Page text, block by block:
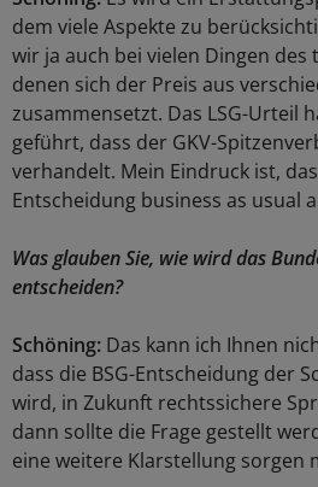
dem viele Aspekte zu
wir ja auch bei vielen Dingen des
denen sich der Preis aus
zusammensetzt. Das LSG-Urteil
geführt, dass der GKV-
verhandelt. Mein Eindruck ist,
Entscheidung business as usual
Was glauben Sie, wie wird das
entscheiden?
Schöning: Das kann ich Ihnen
dass die BSG-Entscheidung der
wird, in Zukunft rechtssichere
dann sollte die Frage gestellt
eine weitere Klarstellung sorgen